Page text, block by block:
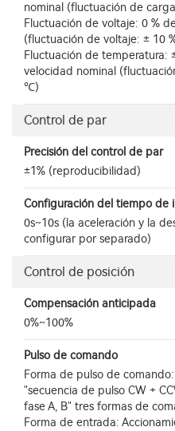
nominal (fluctuación de
Fluctuación de voltaje: 0 %
(fluctuación de voltaje: ± 10
Fluctuación de temperatura:
velocidad nominal
℃)
Control de par
Precisión del control de par
±1% (reproducibilidad)
Configuración del tiempo de
0s~10s (la aceleración y la
configurar por separado)
Control de posición
Compensación anticipada
0%~100%
Pulso de comando
Forma de pulso de
"secuencia de pulso CW +
fase A, B" tres formas de
Forma de entrada: